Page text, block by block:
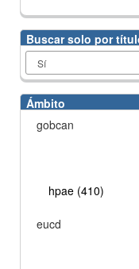
Buscar solo por
Ámbito
gobcan
hpae (410)
eucd